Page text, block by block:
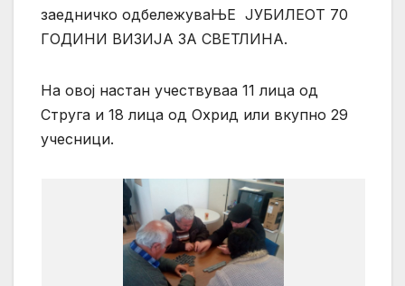
заедничко одбележуваЊЕ ЈУБИЛЕОТ 70
ГОДИНИ ВИЗИЈА ЗА СВЕТЛИНА.
На овој настан учествуваа 11 лица од
Струга и 18 лица од Охрид или вкупно 29
учесници.